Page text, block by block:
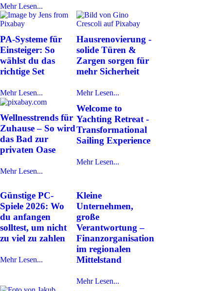
Mehr Lesen...
PA-Systeme für
Einsteiger: So
wählst du das
richtige Set
Mehr Lesen...
Hausrenovierung -
solide Türen &
Zargen sorgen für
mehr Sicherheit
Mehr Lesen...
Wellnesstrends für
Zuhause – So wird
das Bad zur
privaten Oase
Mehr Lesen...
Welcome to
Yachting Retreat -
Transformational
Sailing Experience
Mehr Lesen...
Günstige PC-
Spiele 2026: Wo
du anfangen
solltest, um nicht
zu viel zu zahlen
Mehr Lesen...
Kleine
Unternehmen,
große
Verantwortung –
Finanzorganisation
im regionalen
Mittelstand
Mehr Lesen...